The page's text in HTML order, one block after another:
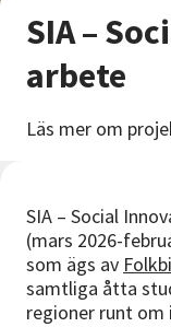
Cirkelledare
Nyheter
Lyssna
SIA –
arbete
Läs mer om
SIA – Social
(mars 2026-
som ägs av
samtliga åtta
regioner runt om